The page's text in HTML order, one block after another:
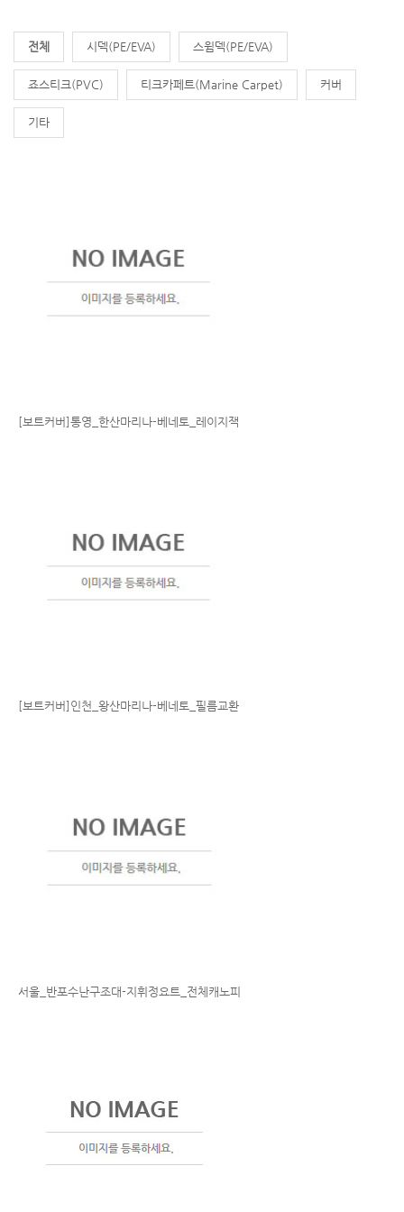
전체 시덱(PE/EVA) 스윔덱(PE/EVA)
죠스티크(PVC) 티크카페트(Marine Carpet) 커버
기타
[보트커버]통영_한산마리나-베네토_레이지잭
[보트커버]인천_왕산마리나-베네토_필름교환
서울_반포수난구조대-지휘정요트_전체캐노피